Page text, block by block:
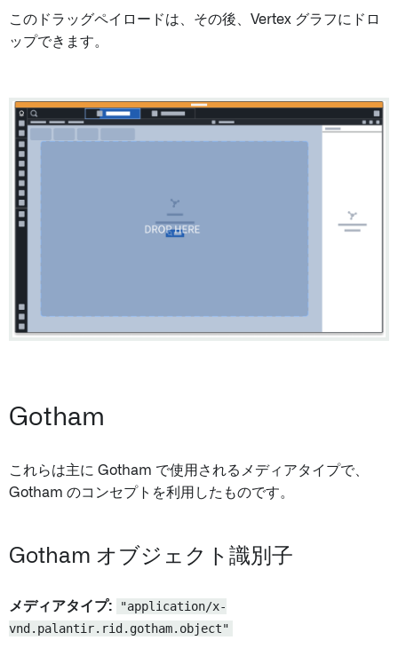
このドラッグペイロードは、その後、Vertex グラフにドロ
ップできます。
Gotham
これらは主に Gotham で使用されるメディアタイプで、
Gotham のコンセプトを利用したものです。
Gotham オブジェクト識別子
メディアタイプ:
"application/x-
vnd.palantir.rid.gotham.object"